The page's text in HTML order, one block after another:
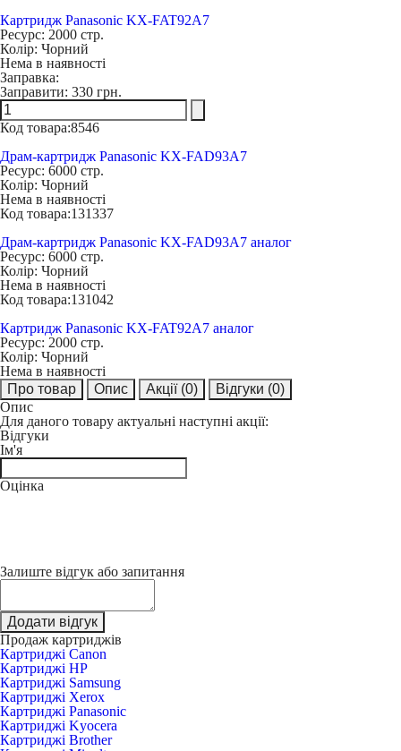
Картридж Panasonic KX-FAT92A7
Ресурс: 2000 стр.
Колір: Чорний
Нема в наявності
Заправка:
Заправити: 330 грн.
Код товара:8546
Драм-картридж Panasonic KX-FAD93A7
Ресурс: 6000 стр.
Колір: Чорний
Нема в наявності
Код товара:131337
Драм-картридж Panasonic KX-FAD93A7 аналог
Ресурс: 6000 стр.
Колір: Чорний
Нема в наявності
Код товара:131042
Картридж Panasonic KX-FAT92A7 аналог
Ресурс: 2000 стр.
Колір: Чорний
Нема в наявності
Про товар
Опис Акції (0) Відгуки (0)
Опис
Для даного товару актуальні наступні акції:
Відгуки
Ім'я
Оцінка
Залиште відгук або запитання
Додати відгук
Продаж картриджів
Картриджі Canon
Картриджі HP
Картриджі Samsung
Картриджі Xerox
Картриджі Panasonic
Картриджі Kyocera
Картриджі Brother